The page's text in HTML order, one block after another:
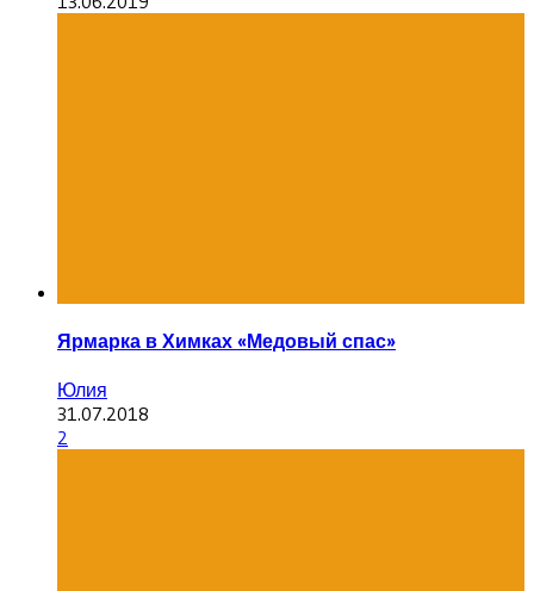
Ярмарка в Химках «Медовый спас»
Юлия
31.07.2018
2